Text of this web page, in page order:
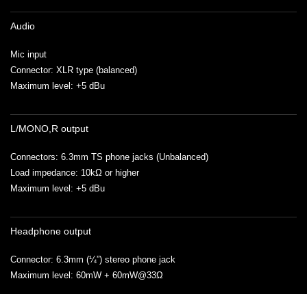
Audio
Mic input
Connector: XLR type (balanced)
Maximum level: +5 dBu
L/MONO,R output
Connectors: 6.3mm TS phone jacks (Unbalanced)
Load impedance: 10kΩ or higher
Maximum level: +5 dBu
Headphone output
Connector: 6.3mm (¼”) stereo phone jack
Maximum level: 60mW + 60mW@33Ω